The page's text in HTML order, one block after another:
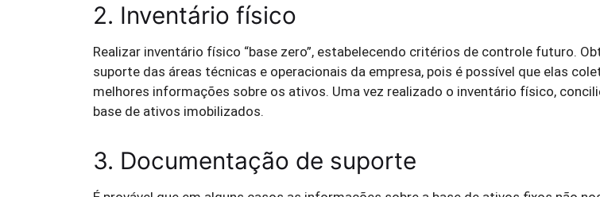
2. Inventário físico
Realizar inventário físico “base zero”, estabelecendo critérios de controle futuro.
suporte das áreas técnicas e operacionais da empresa, pois é possível que elas
melhores informações sobre os ativos. Uma vez realizado o inventário físico,
base de ativos imobilizados.
3. Documentação de suporte